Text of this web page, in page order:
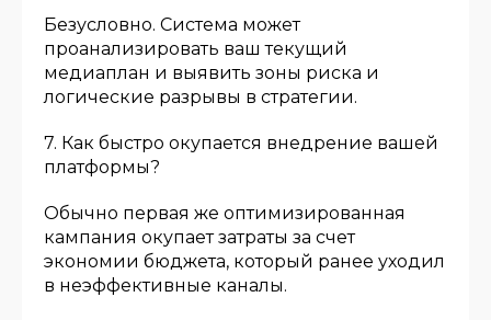
Безусловно. Система может
проанализировать ваш текущий
медиаплан и выявить зоны риска и
логические разрывы в стратегии.
7. Как быстро окупается внедрение вашей
платформы?
Обычно первая же оптимизированная
кампания окупает затраты за счет
экономии бюджета, который ранее уходил
в неэффективные каналы.